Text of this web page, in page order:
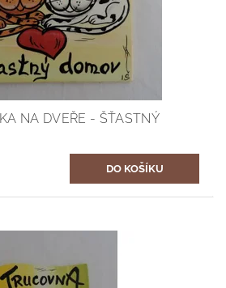
NA DVEŘE - ŠŤASTNÝ